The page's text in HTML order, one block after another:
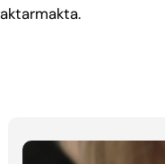
aktarmakta.